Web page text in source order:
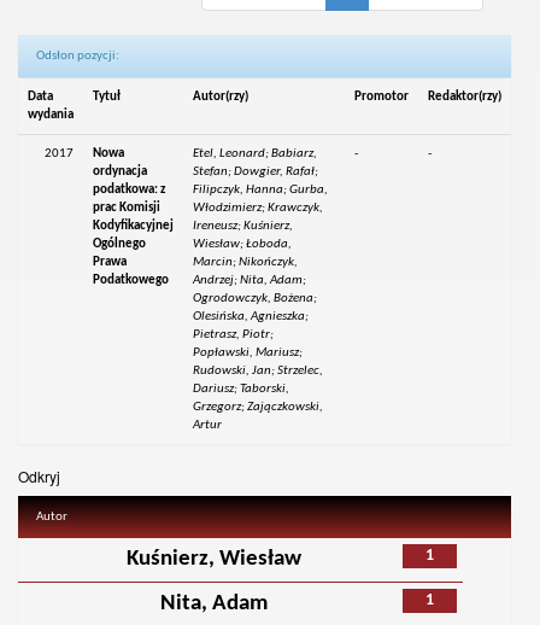
Odsłon pozycji:
Data
wydania
Tytuł Autor(rzy) Promotor Redaktor(rzy)
2017
Nowa
ordynacja
podatkowa: z
prac Komisji
Kodyfikacyjnej
Ogólnego
Prawa
Podatkowego
Etel, Leonard; Babiarz,
Stefan; Dowgier, Rafał;
Filipczyk, Hanna; Gurba,
Włodzimierz; Krawczyk,
Ireneusz; Kuśnierz,
Wiesław; Łoboda,
Marcin; Nikończyk,
Andrzej; Nita, Adam;
Ogrodowczyk, Bożena;
Olesińska, Agnieszka;
Pietrasz, Piotr;
Popławski, Mariusz;
Rudowski, Jan; Strzelec,
Dariusz; Taborski,
Grzegorz; Zajączkowski,
Artur
- -
Odkryj
Autor
1
Kuśnierz, Wiesław
1
Nita, Adam